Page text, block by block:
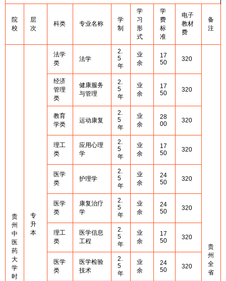
院
校
层
次
科类 专业名称
学
制
学
习
形
式
学
费
标
准
电子
教材
费
备
注
贵
州
中
医
药
大
学
时
专
升
本
法学
类
法学
2.
5
年
业
余
17
50
320
贵
州
全
省
经济
管理
类
健康服务
与管理
2.
5
年
业
余
17
50
320
教育
学类
运动康复
2.
5
年
业
余
28
00
320
理工
类
应用心理
学
2.
5
年
业
余
17
50
320
医学
类
护理学
2.
5
年
业
余
24
50
320
医学
类
康复治疗
学
2.
5
年
业
余
24
50
320
理工
类
医学信息
工程
2.
5
年
业
余
17
50
320
医学
类
医学检验
技术
2.
5
年
业
余
24
50
320